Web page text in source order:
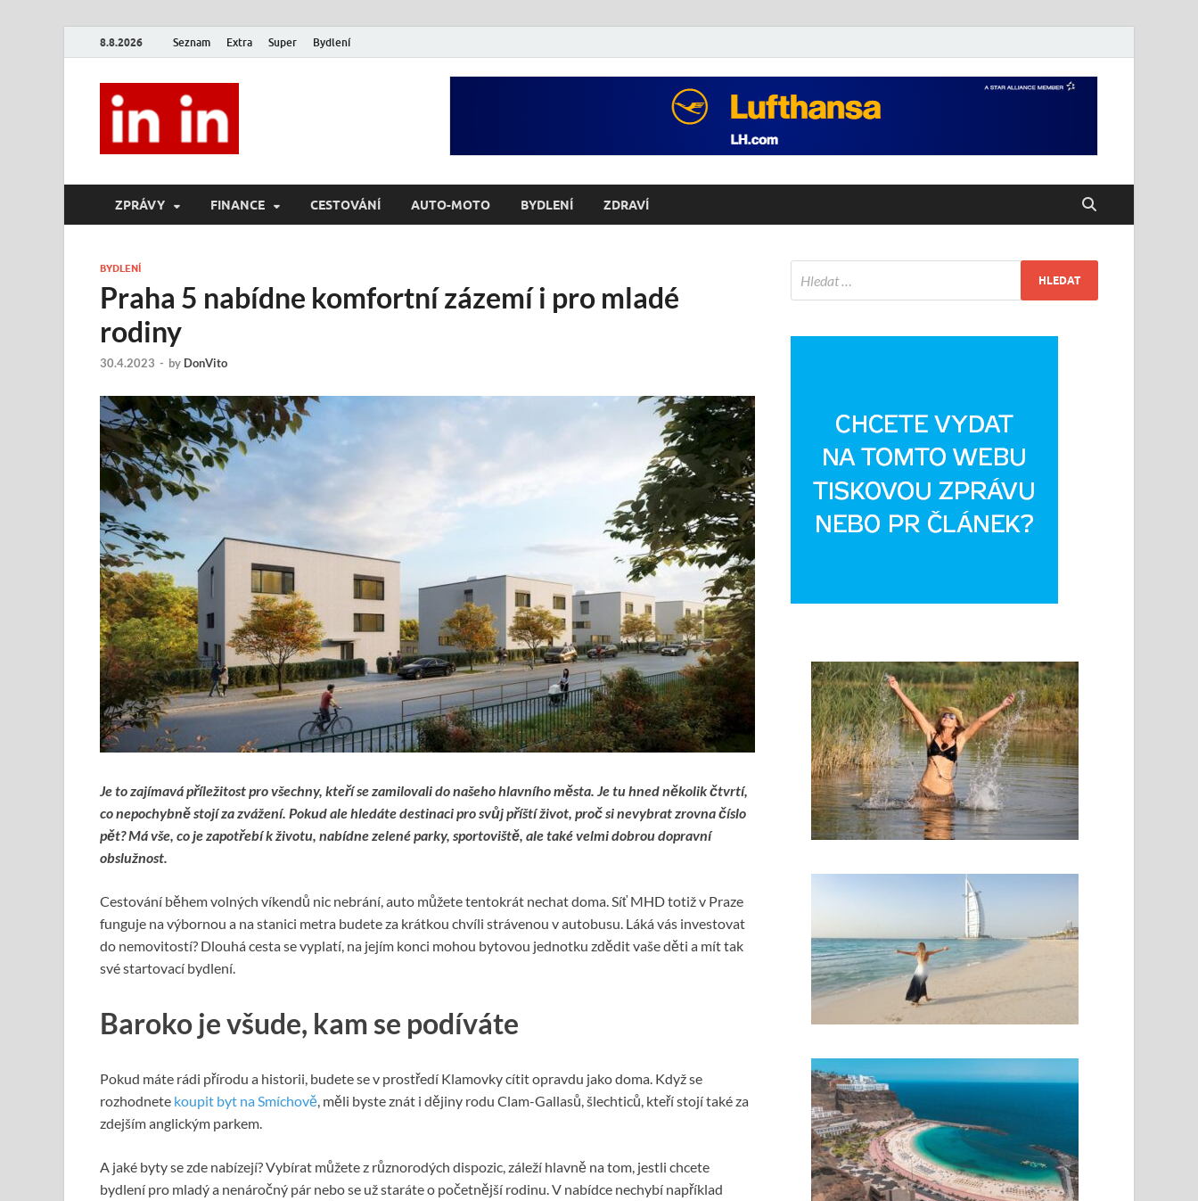
8.8.2026 Seznam Extra Super Bydlení
ZPRÁVY FINANCE CESTOVÁNÍ AUTO-MOTO BYDLENÍ ZDRAVÍ
BYDLENÍ
Praha 5 nabídne komfortní zázemí i pro mladé
rodiny
30.4.2023 - by DonVito
Je to zajímavá příležitost pro všechny, kteří se zamilovali do našeho hlavního města. Je tu hned několik čtvrtí,
co nepochybně stojí za zvážení. Pokud ale hledáte destinaci pro svůj příští život, proč si nevybrat zrovna číslo
pět? Má vše, co je zapotřebí k životu, nabídne zelené parky, sportoviště, ale také velmi dobrou dopravní
obslužnost.
Cestování během volných víkendů nic nebrání, auto můžete tentokrát nechat doma. Síť MHD totiž v Praze
funguje na výbornou a na stanici metra budete za krátkou chvíli strávenou v autobusu. Láká vás investovat
do nemovitostí? Dlouhá cesta se vyplatí, na jejím konci mohou bytovou jednotku zdědit vaše děti a mít tak
své startovací bydlení.
Baroko je všude, kam se podíváte
Pokud máte rádi přírodu a historii, budete se v prostředí Klamovky cítit opravdu jako doma. Když se
rozhodnete koupit byt na Smíchově, měli byste znát i dějiny rodu Clam-Gallasů, šlechticů, kteří stojí také za
zdejším anglickým parkem.
A jaké byty se zde nabízejí? Vybírat můžete z různorodých dispozic, záleží hlavně na tom, jestli chcete
bydlení pro mladý a nenáročný pár nebo se už staráte o početnější rodinu. V nabídce nechybí například